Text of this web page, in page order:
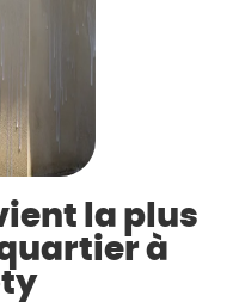
la plus
à